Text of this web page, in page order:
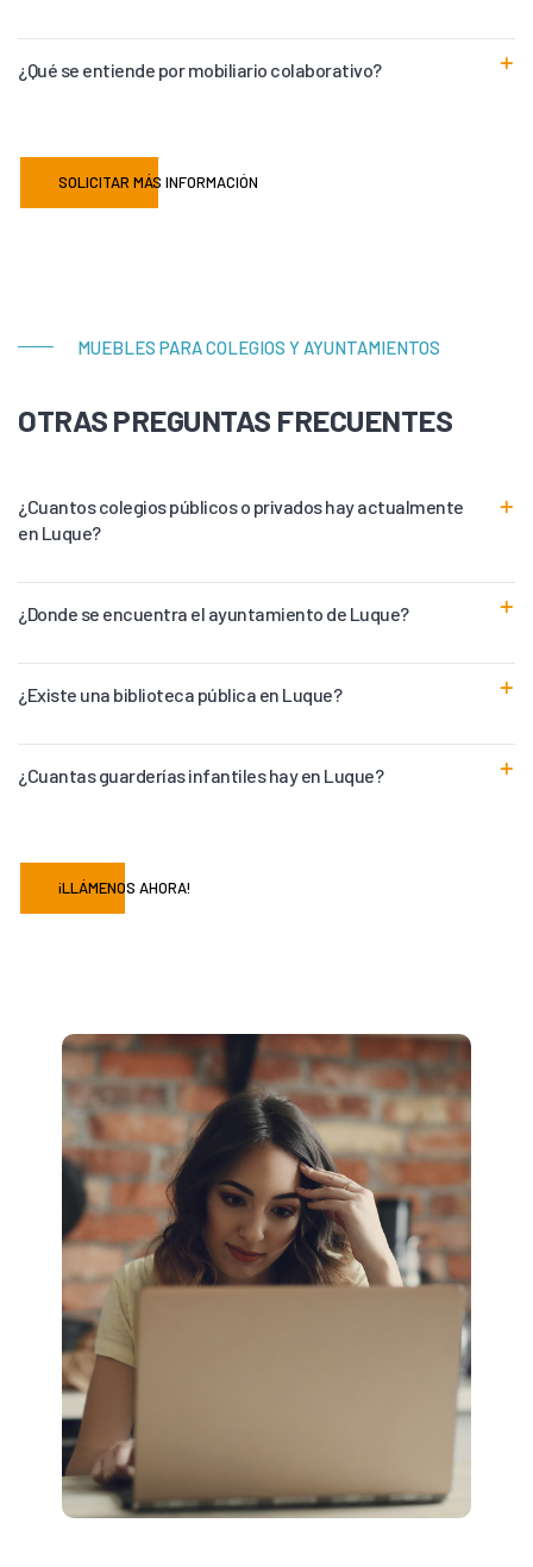
¿Qué se entiende por mobiliario colaborativo?
SOLICITAR MÁS INFORMACIÓN
MUEBLES PARA COLEGIOS Y AYUNTAMIENTOS
OTRAS PREGUNTAS FRECUENTES
¿Cuantos colegios públicos o privados hay actualmente
en Luque?
¿Donde se encuentra el ayuntamiento de Luque?
¿Existe una biblioteca pública en Luque?
¿Cuantas guarderías infantiles hay en Luque?
¡LLÁMENOS AHORA!